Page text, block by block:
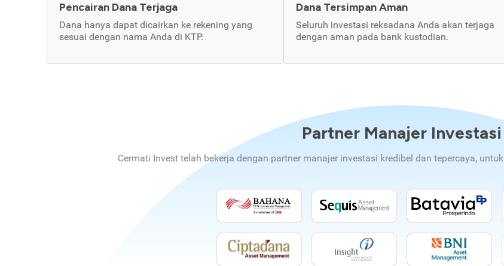
Pencairan Dana Terjaga
Dana hanya dapat dicairkan ke rekening yang
sesuai dengan nama Anda di KTP.
Dana Tersimpan Aman
Seluruh investasi reksadana Anda akan terjaga
dengan aman pada bank kustodian.
Partner Manajer Investasi
Cermati Invest telah bekerja dengan partner manajer investasi kredibel dan tepercaya,